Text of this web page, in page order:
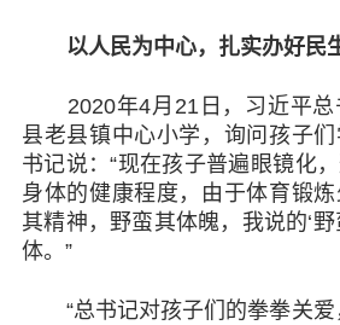
以人民为中心，扎实办好民
2020年4月21日，习近平
县老县镇中心小学，询问孩子
书记说：“现在孩子普遍眼镜化
身体的健康程度，由于体育锻
其精神，野蛮其体魄，我说的‘
体。”
“总书记对孩子们的拳拳关